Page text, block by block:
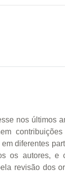
nos últimos
diferentes
os autores, e
revisão dos